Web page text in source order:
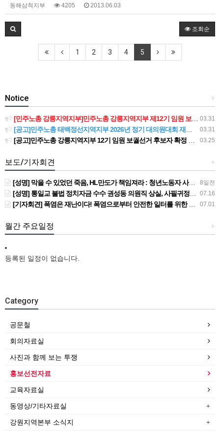
동해삼척지부 4205 2013.06.03
조회순
1 2 3 4 5
+
Notice
03.31
[민주노총 강릉지역지부]민주노총 강릉지역지부 제12기 임원 보궐선거결과 공고
03.31
[공고]민주노총 태백정선지역지부 2026년 정기 대의원대회 재소집 건
03.25
[공고]민주노총 강릉지역지부 12기 임원 보궐선거 후보자 확정 공고
+
보도/기자회견
8일전
[성명] 막을 수 있었던 죽음, HL만도가 책임져라 : 청년노동자 사망사고의 철저한 진상규명과 재발방지 대책 마련하라
07.16
[성명] 통일교 불법 정치자금 수수 권성동 의원직 상실, 사필귀정이다
07.01
[기자회견] 폭염은 재난이다! 폭염으로부터 안전한 일터를 위한 민주노총 강원지역본부 폭염감시단 선포 기자회견
+
월간 주요일정
등록된 일정이 없습니다.
Category
공문철
회의자료실
사진과 함께 보는 투쟁
홍보선전자료
교육자료실
동영상/기타자료실
강원지역본부 소식지